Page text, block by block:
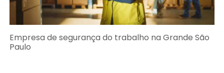
Empresa de segurança do trabalho na Grande São
Paulo